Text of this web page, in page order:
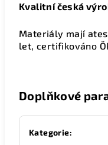
Kvalitní česká
Materiály mají
let, certifikováno
Doplňkové
Kategorie: